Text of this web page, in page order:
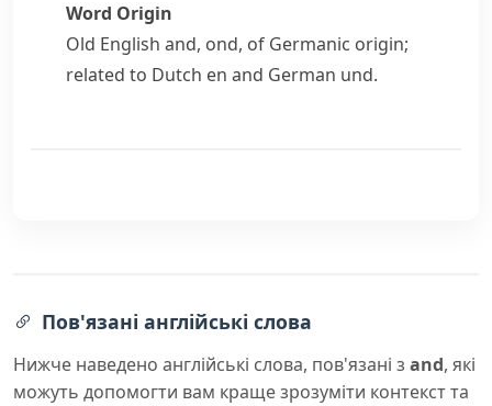
Word Origin
Old English and, ond, of Germanic origin;
related to Dutch en and German und.
Пов'язані англійські слова
Нижче наведено англійські слова, пов'язані з and, які
можуть допомогти вам краще зрозуміти контекст та